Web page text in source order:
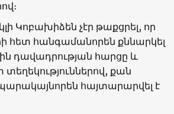
Կոբախիձեն չէր թաքցրել, որ
հետ հանգամանորեն քննարկել
դավադրության հարցը և
տեղեկություններով, քան
հայտարարվել է